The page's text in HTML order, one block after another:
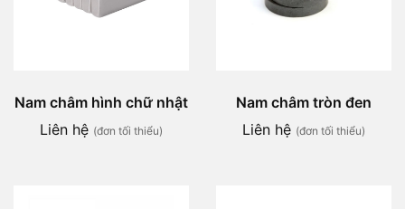
Nam châm hình chữ nhật
Liên hệ (đơn tối thiểu)
Nam châm tròn đen
Liên hệ (đơn tối thiểu)